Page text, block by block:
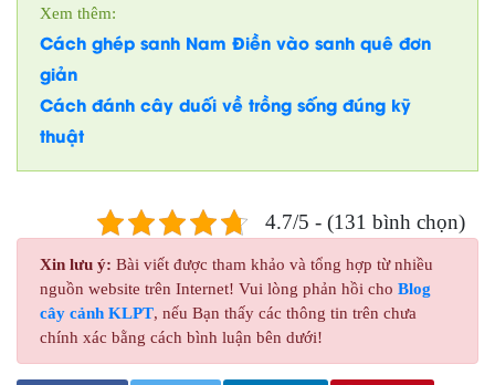
Xem thêm:
Cách ghép sanh Nam Điền vào sanh quê đơn
giản
Cách đánh cây duối về trồng sống đúng kỹ
thuật
4.7/5 - (131 bình chọn)
Xin lưu ý: Bài viết được tham khảo và tổng hợp từ nhiều
nguồn website trên Internet! Vui lòng phản hồi cho Blog
cây cảnh KLPT, nếu Bạn thấy các thông tin trên chưa
chính xác bằng cách bình luận bên dưới!